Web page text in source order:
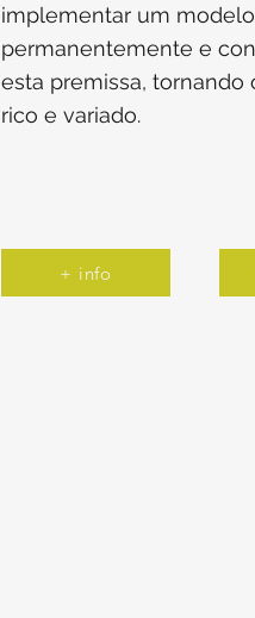
implementar um
permanentemente e
esta premissa, tornando
rico e variado.
+ info